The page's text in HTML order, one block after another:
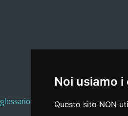
Noi usiamo i
Questo sito NON
glossario privacy |social media